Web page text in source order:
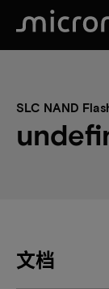
SLC NAND
文档